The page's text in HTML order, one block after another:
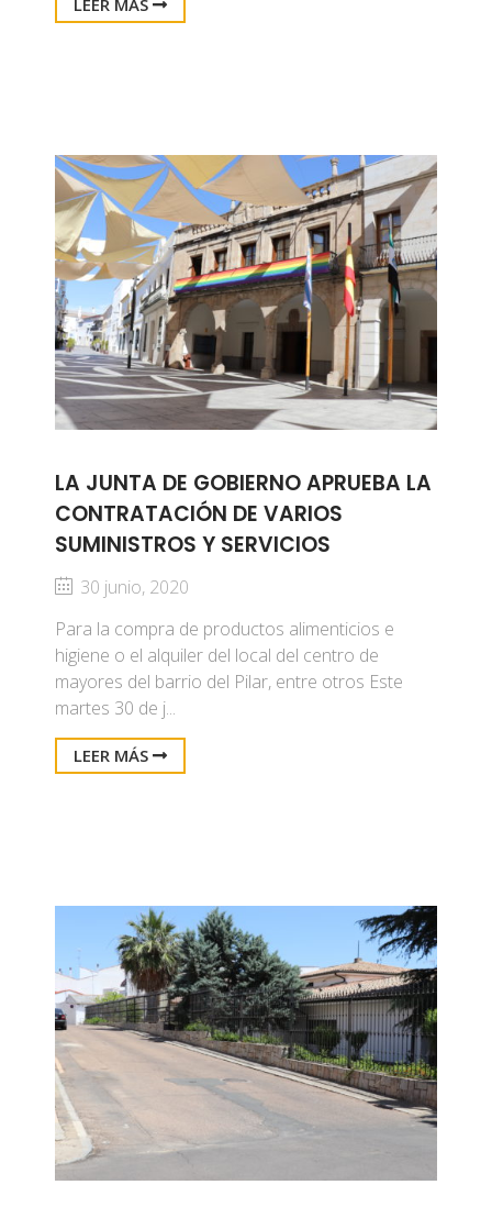
LEER MÁS
LA JUNTA DE GOBIERNO APRUEBA LA
CONTRATACIÓN DE VARIOS
SUMINISTROS Y SERVICIOS
30 junio, 2020
Para la compra de productos alimenticios e
higiene o el alquiler del local del centro de
mayores del barrio del Pilar, entre otros Este
martes 30 de j...
LEER MÁS